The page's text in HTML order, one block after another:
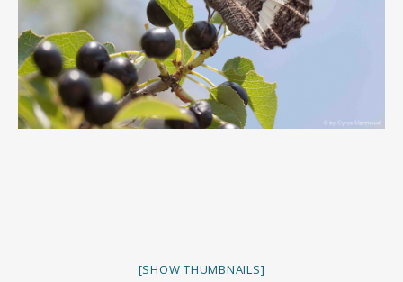
[SHOW THUMBNAILS]